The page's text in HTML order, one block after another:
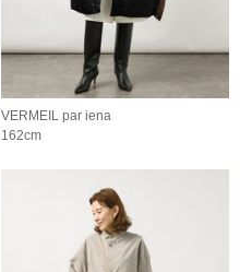
VERMEIL par iena
162cm